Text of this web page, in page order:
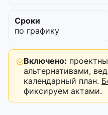
Сроки
по графику
Включено:
альтернативами,
календарный план.
фиксируем актами.